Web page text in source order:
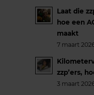
Laat die
hoe een
maakt
7 maart
zzp’ers,
3 maart